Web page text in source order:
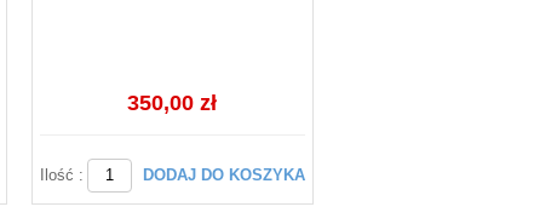
350,00 zł
Ilość : DODAJ DO KOSZYKA